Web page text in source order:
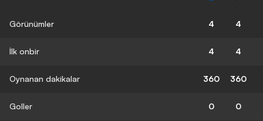
Görünümler 4 4
İlk onbir 4 4
Oynanan dakikalar 360 360
Goller 0 0